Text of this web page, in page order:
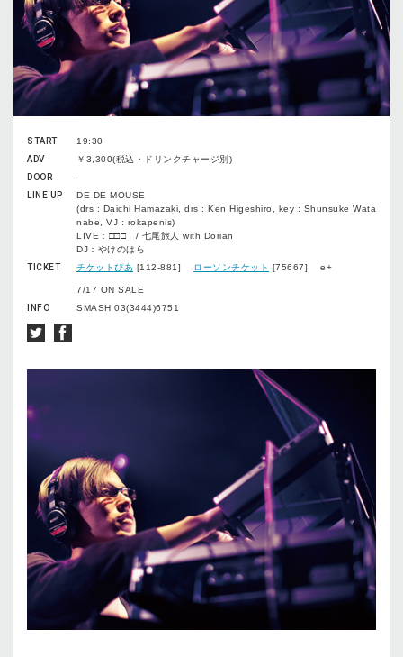
START
19:30
ADV
￥3,300(税込・ドリンクチャージ別)
DOOR
-
LINE UP
DE DE MOUSE
(drs : Daichi Hamazaki, drs : Ken Higeshiro, key : Shunsuke Wata
nabe, VJ : rokapenis)
LIVE：□□□ / 七尾旅人 with Dorian
DJ：やけのはら
TICKET
チケットぴあ [112-881] ローソンチケット [75667] e+
7/17 ON SALE
INFO
SMASH 03(3444)6751